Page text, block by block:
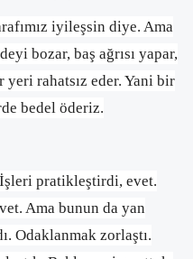
iyileşsin diye. Ama
bozar, baş ağrısı yapar,
rahatsız eder. Yani bir
bedel öderiz.
İşleri pratikleştirdi, evet.
Ama bunun da yan
Odaklanmak zorlaştı.